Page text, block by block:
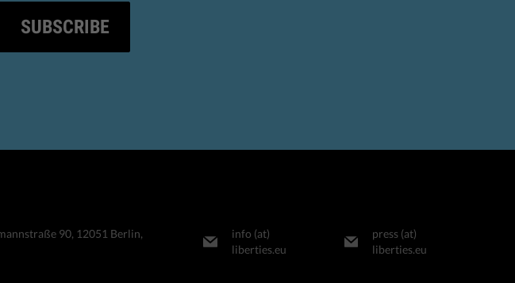
SUBSCRIBE
90, 12051 Berlin,
info (at)
liberties.eu
press (at)
liberties.eu